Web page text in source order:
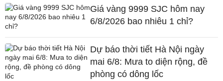
Giá vàng 9999 SJC hôm nay
6/8/2026 bao nhiêu 1 chỉ?
Dự báo thời tiết Hà Nội ngày
mai 6/8: Mưa to diện rộng, đề
phòng có dông lốc